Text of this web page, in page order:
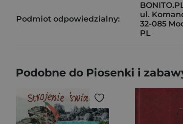
Podmiot odpowiedzialny:
ul.
32-085
PL
Podobne do Piosenki i